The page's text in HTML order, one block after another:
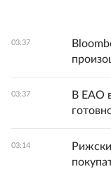
03:37
03:37
В ЕАО
03:14